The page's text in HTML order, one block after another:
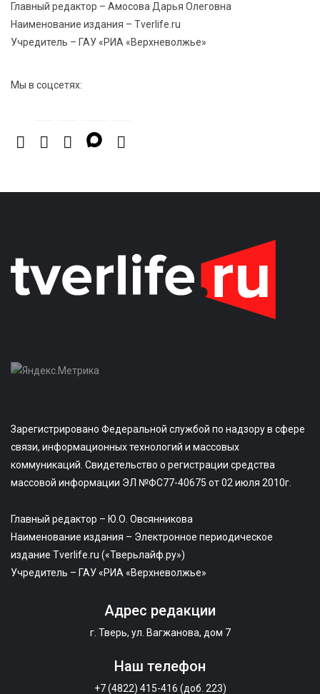
7 Авг 2026 13:02 208
Как уберечься от клещей: рекомендации
Роспотребнадзора и текущая статистика
Главный редактор – Амосова Дарья Олеговна
Наименование издания – Tverlife.ru
Учредитель – ГАУ «РИА «Верхневолжье»
Мы в соцсетях:
Зарегистрировано Федеральной службой по надзору в сфере
связи, информационных технологий и массовых
коммуникаций. Свидетельство о регистрации средства
массовой информации ЭЛ №ФС77-40675 от 02 июля 2010г.
Главный редактор – Ю.О. Овсянникова
Наименование издания – Электронное периодическое
издание Tverlife.ru («Тверьлайф.ру»)
Учредитель – ГАУ «РИА «Верхневолжье»
Адрес редакции
г. Тверь, ул. Вагжанова, дом 7
Наш телефон
+7 (4822) 415-416 (доб. 223)